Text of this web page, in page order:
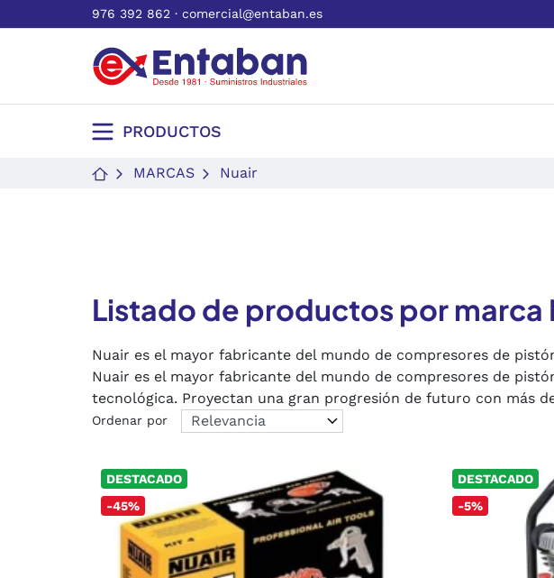
976 392 862 · comercial@entaban.es
PRODUCTOS
MARCAS Nuair
Listado de productos por marca
Nuair es el mayor fabricante del mundo de compresores de
Nuair es el mayor fabricante del mundo de compresores de
tecnológica. Proyectan una gran progresión de futuro con más
Ordenar por
DESTACADO
-45%
DESTACADO
-5%